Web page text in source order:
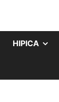
HIPICA